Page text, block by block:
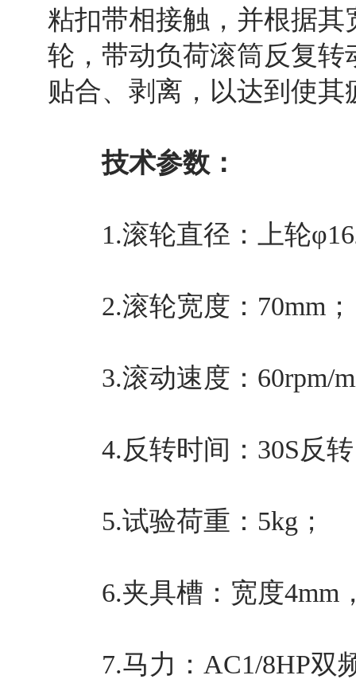
粘扣带相接触，并根据
轮，带动负荷滚筒反复
贴合、剥离，以达到使其
技术参数：
1.滚轮直径：上轮
2.滚轮宽度：70mm；
3.滚动速度：60rpm/
4.反转时间：30S反
5.试验荷重：5kg；
6.夹具槽：宽度4mm
7.马力：AC1/8HP双